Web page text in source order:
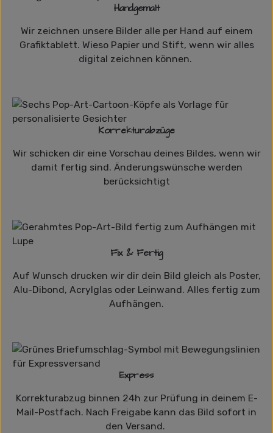
Handgemalt
Wir zeichnen unsere Bilder alle per Hand auf einem
Grafiktablett. Wieso Papier und Stift, wenn wir alles
digital zeichnen können.
Korrekturabzüge
Wir schicken dir eine Vorschau deines Bildes, wenn wir
damit fertig sind. Änderungswünsche werden
berücksichtigt
Fix & Fertig
Auf Wunsch drucken wir dir dein Bild gleich als Poster,
Alu-Dibond, Acrylglas oder Leinwand. Alles fertig zum
Aufhängen.
Express
Korrekturabzug binnen 24h zur Prüfung in deinem E-
Mail-Postfach. Nach Freigabe kann das Bild sofort in
den Versand.